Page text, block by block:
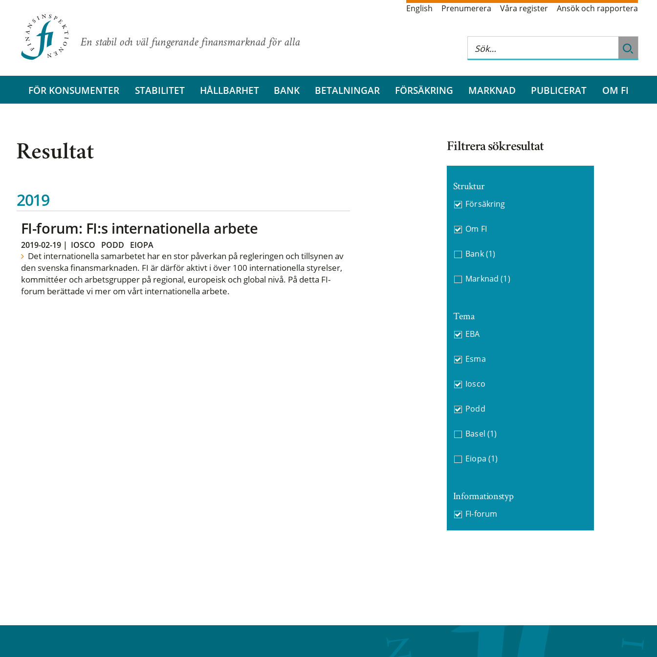
En stabil och väl fungerande finansmarknad för alla
English Prenumerera Våra register Ansök och rapportera
FÖR KONSUMENTER STABILITET HÅLLBARHET BANK BETALNINGAR FÖRSÄKRING MARKNAD PUBLICERAT OM FI
Resultat
2019
FI-forum: FI:s internationella arbete
2019-02-19| IOSCO PODD EIOPA
Det internationella samarbetet har en stor påverkan på regleringen och tillsynen av
den svenska finansmarknaden. FI är därför aktivt i över 100 internationella styrelser,
kommittéer och arbetsgrupper på regional, europeisk och global nivå. På detta FI-
forum berättade vi mer om vårt internationella arbete.
Filtrera sökresultat
Struktur
Försäkring
Om FI
Bank (1)
Marknad (1)
Tema
EBA
Esma
Iosco
Podd
Basel (1)
Eiopa (1)
Informationstyp
FI-forum